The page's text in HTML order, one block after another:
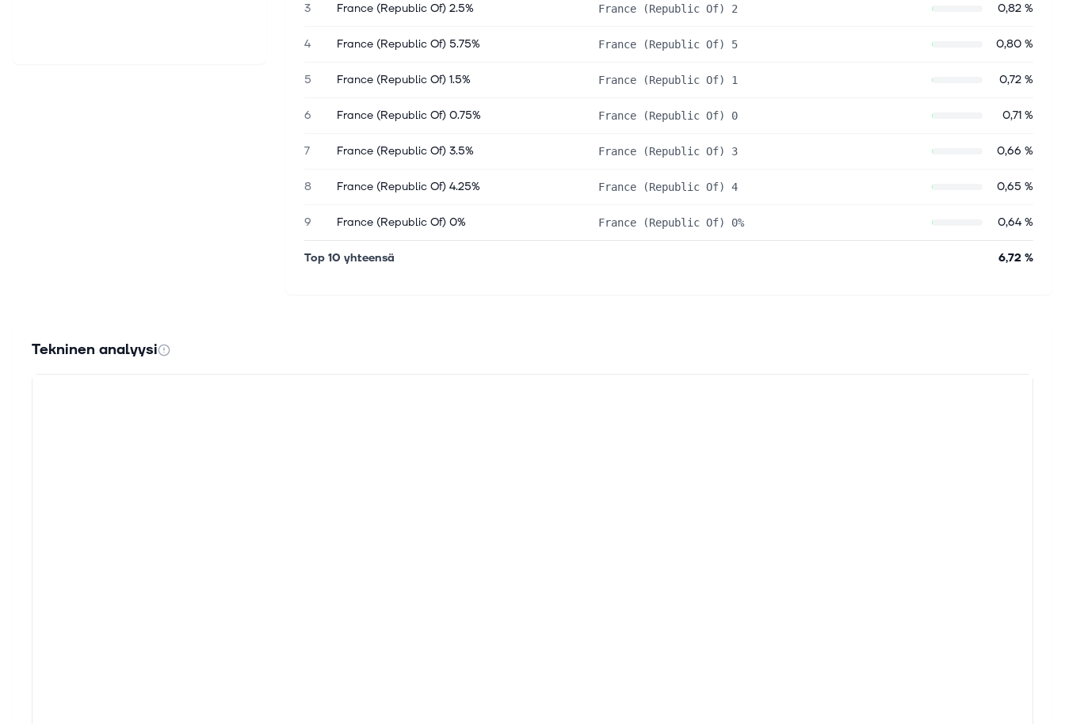
3 France (Republic Of) 2.5% France (Republic Of) 2 0,82 %
4 France (Republic Of) 5.75% France (Republic Of) 5 0,80 %
5 France (Republic Of) 1.5% France (Republic Of) 1 0,72 %
6 France (Republic Of) 0.75% France (Republic Of) 0 0,71 %
7 France (Republic Of) 3.5% France (Republic Of) 3 0,66 %
8 France (Republic Of) 4.25% France (Republic Of) 4 0,65 %
9 France (Republic Of) 0% France (Republic Of) 0% 0,64 %
Top 10 yhteensä 6,72 %
Tekninen analyysi